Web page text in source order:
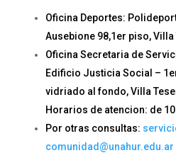
Oficina Deportes:
Ausebione 98,1er piso,
Oficina Secretaria de
Edificio Justicia Social –
vidriado al fondo, Villa
Horarios de atencion: de 10
Por otras consultas:
comunidad@unahur.edu.ar